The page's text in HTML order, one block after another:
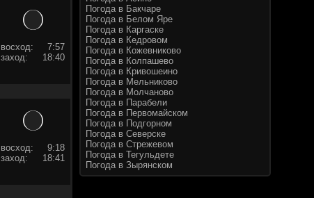
восход:
7:57
заход:
18:40
восход:
9:18
заход:
18:41
Погода в Бакчаре
Погода в Белом Яре
Погода в Каргаске
Погода в Кедровом
Погода в Кожевниково
Погода в Колпашево
Погода в Кривошеино
Погода в Мельниково
Погода в Молчаново
Погода в Парабели
Погода в Первомайском
Погода в Подгорном
Погода в Северске
Погода в Стрежевом
Погода в Тегульдете
Погода в Зырянском